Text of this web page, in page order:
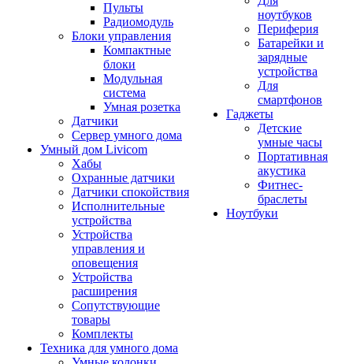
Пульты
Радиомодуль
Блоки управления
Компактные
блоки
Модульная
система
Умная розетка
Датчики
Сервер умного дома
Умный дом Livicom
Хабы
Охранные датчики
Датчики спокойствия
Исполнительные
устройства
Устройства
управления и
оповещения
Устройства
расширения
Сопутствующие
товары
Комплекты
Техника для умного дома
ноутбуков
Периферия
Батарейки и
зарядные
устройства
Для
смартфонов
Гаджеты
Детские
умные часы
Портативная
акустика
Фитнес-
браслеты
Ноутбуки